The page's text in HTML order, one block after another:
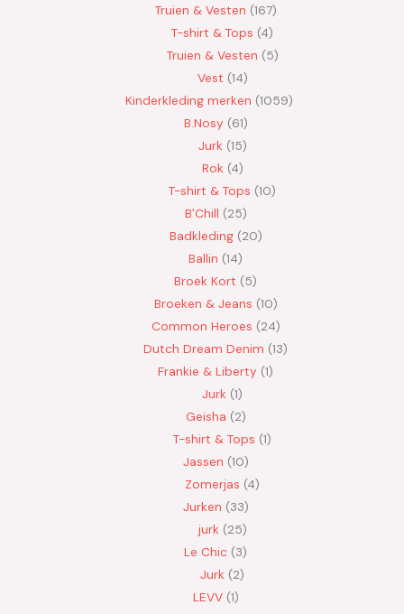
Truien & Vesten 167
T-shirt & Tops 4
Truien & Vesten 5
Vest 14
Kinderkleding merken 1059
B.Nosy 61
Jurk 15
Rok 4
T-shirt & Tops 10
B'Chill 25
Badkleding 20
Ballin 14
Broek Kort 5
Broeken & Jeans 10
Common Heroes 24
Dutch Dream Denim 13
Frankie & Liberty 1
Jurk 1
Geisha 2
T-shirt & Tops 1
Jassen 10
Zomerjas 4
Jurken 33
jurk 25
Le Chic 3
Jurk 2
LEVV 1